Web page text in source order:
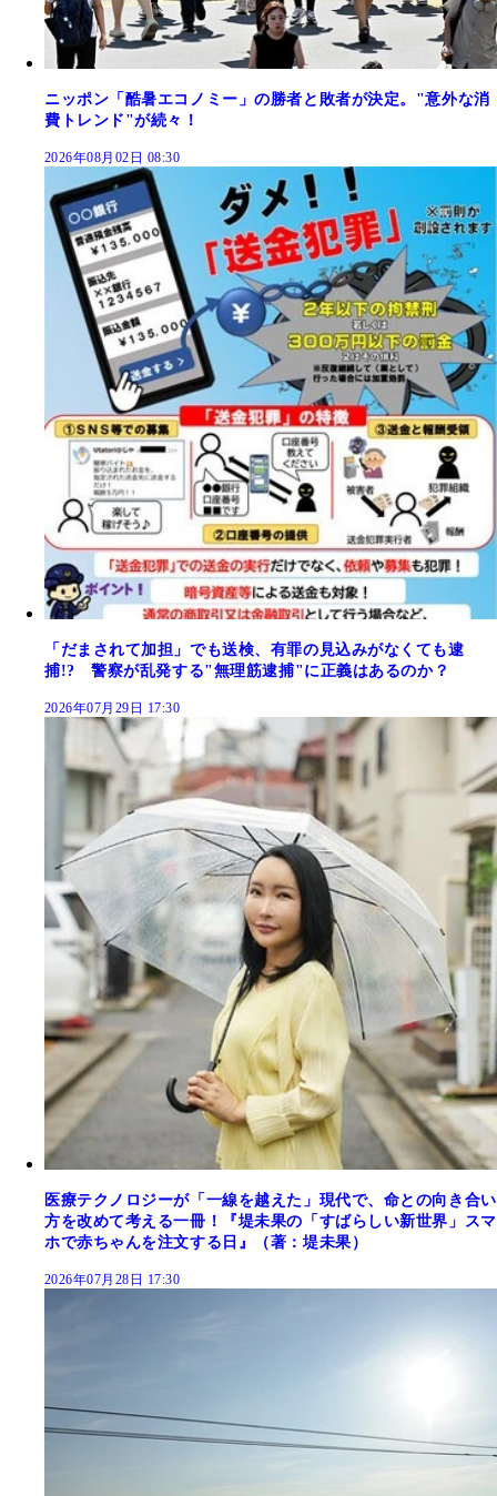
ニッポン「酷暑エコノミー」の勝者と敗者が決定。"意外な消
費トレンド"が続々！
2026年08月02日 08:30
「だまされて加担」でも送検、有罪の見込みがなくても逮
捕!? 警察が乱発する"無理筋逮捕"に正義はあるのか？
2026年07月29日 17:30
医療テクノロジーが「一線を越えた」現代で、命との向き合い
方を改めて考える一冊！『堤未果の「すばらしい新世界」スマ
ホで赤ちゃんを注文する日』（著：堤未果）
2026年07月28日 17:30